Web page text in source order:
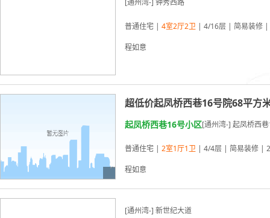
[通州湾-] 钟秀西路
普通住宅 | 4室2厅2卫 | 4/16层 | 简易装修
程如意
超低价起凤桥西巷16号院68平方
起凤桥西巷16号小区[通州湾-] 起凤桥西
普通住宅 | 2室1厅1卫 | 4/4层 | 简易装修 |
程如意
[通州湾-] 新世纪大道